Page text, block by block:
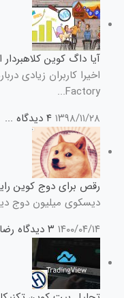
آیا داگ کوین
Factory...
۱۳۹۸/۱۱/۲۸ ۴ دیدگاه ...
رقص برای دوج کوین
دیسکوی میلیون دوج
۱۴۰۰/۰۴/۱۴ ۳ دیدگاه